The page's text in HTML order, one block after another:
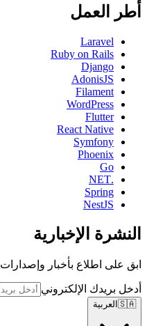
أطر العمل
Laravel
Ruby on Rails
Django
AdonisJS
Filament
WordPress
Flutter
React Native
Symfony
Phoenix
Go
.NET
Spring
NestJS
النشرة الإخبارية
ابق على اطلاع بأخبار وإصدارات Escalated.
أدخل بريدك الإلكتروني
🇸🇦 العربية